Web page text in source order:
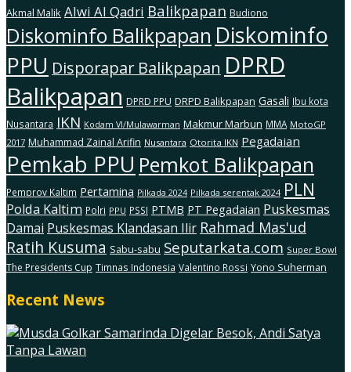
Akmal Malik Alwi Al Qadri Balikpapan Budiono
Diskominfo Balikpapan Diskominfo
PPU Disporapar Balikpapan DPRD
Balikpapan DPRD PPU DRPD Balikpapan Gasali Ibu kota
Nusantara IKN Kodam Vl/Mulawarman Makmur Marbun MMA MotoGP
2017 Muhammad Zainal Arifin Nusantara Otorita IKN Pegadaian
Pemkab PPU Pemkot Balikpapan
Pemprov Kaltim Pertamina Pilkada 2024 Pilkada serentak 2024 PLN
Polda Kaltim Polri PPU PSSI PTMB PT Pegadaian Puskesmas
Damai Puskesmas Klandasan Ilir Rahmad Mas'ud
Ratih Kusuma Sabu-sabu Seputarkata.com Super Bowl
The Presidents Cup Timnas Indonesia Valentino Rossi Yono Suherman
Recent News